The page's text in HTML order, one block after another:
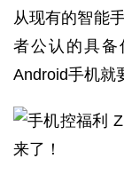
从现有的智能
者公认的具备
Android手机就